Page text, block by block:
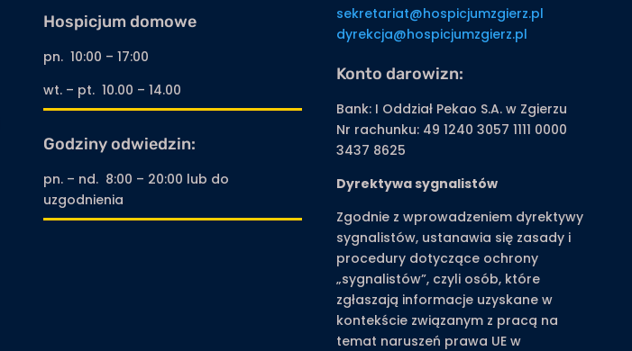
Hospicjum domowe
pn. 10:00 – 17:00
wt. – pt. 10.00 – 14.00
Godziny odwiedzin:
pn. – nd. 8:00 – 20:00 lub do
uzgodnienia
sekretariat@hospicjumzgierz.pl
dyrekcja@hospicjumzgierz.pl
Konto darowizn:
Bank: I Oddział Pekao S.A. w Zgierzu
Nr rachunku: 49 1240 3057 1111 0000
3437 8625
Dyrektywa sygnalistów
Zgodnie z wprowadzeniem dyrektywy
sygnalistów, ustanawia się zasady i
procedury dotyczące ochrony
„sygnalistów”, czyli osób, które
zgłaszają informacje uzyskane w
kontekście związanym z pracą na
temat naruszeń prawa UE w